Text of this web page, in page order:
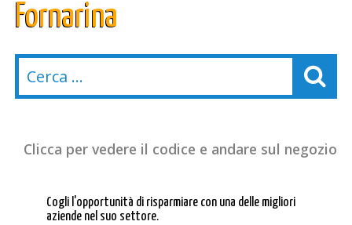
Fornarina
Clicca per vedere il codice e andare sul negozio
Cogli l'opportunità di risparmiare con una delle migliori
aziende nel suo settore.